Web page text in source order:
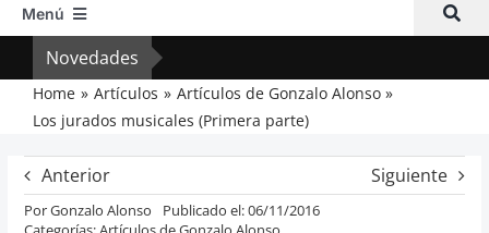
Menú
Inicio
Actual
Artículos
Crítica
Previos de ópera
Novedades
Home Artículos
Artículos de Gonzalo Alonso
Los jurados musicales (Primera parte)
Anterior Siguiente
PorGonzalo Alonso
Publicado el: 06/11/2016